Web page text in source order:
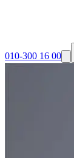
010-300 16 00